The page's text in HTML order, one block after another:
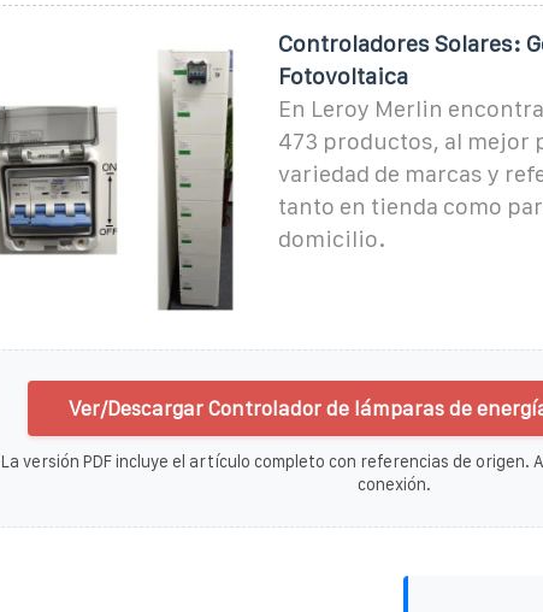
Controladores Solares:
Fotovoltaica
En Leroy Merlin
473 productos, al mejor
variedad de marcas y
tanto en tienda como
domicilio.
Ver/Descargar Controlador de lámparas de
La versión PDF incluye el artículo completo con referencias de origen.
conexión.